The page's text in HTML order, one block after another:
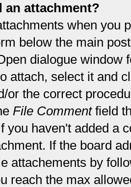
an attachment?
when you
below the main
dialogue window
attach, select it and
or the correct
File Commentfield
you haven't added a
If the board
attachements by
reach the max